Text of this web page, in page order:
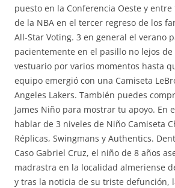
puesto en la Conferencia Oeste y
de la NBA en el tercer regreso de los
All-Star Voting. 3 en general el verano
pacientemente en el pasillo no lejos
vestuario por varios momentos hasta
equipo emergió con una Camiseta
Angeles Lakers. También puedes
James Niño para mostrar tu apoyo. En
hablar de 3 niveles de Niño Camiseta
Réplicas, Swingmans y Authentics.
Caso Gabriel Cruz, el niño de 8 años
madrastra en la localidad almeriense
y tras la noticia de su triste defunción,